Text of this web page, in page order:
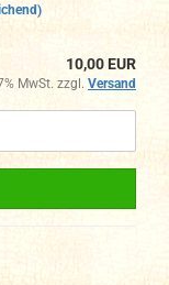
10,00 EUR
MwSt. zzgl. Versand